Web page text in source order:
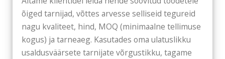
õiged tarnijad, võttes arvesse selliseid tegureid
nagu kvaliteet, hind, MOQ (minimaalne tellimuse
kogus) ja tarneaeg. Kasutades oma ulatuslikku
usaldusväärsete tarnijate võrgustikku, tagame